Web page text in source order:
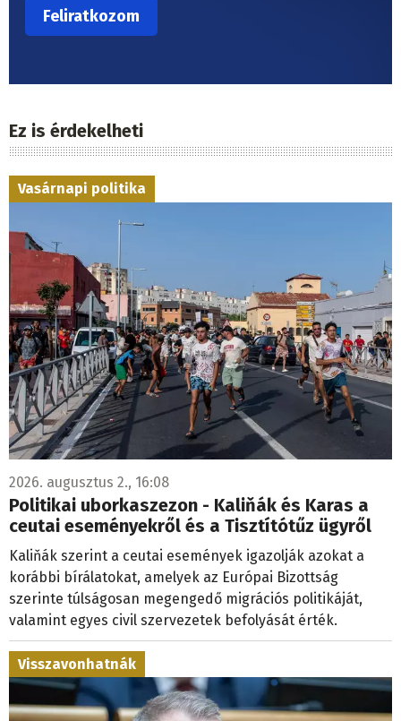
Ez is érdekelheti
Vasárnapi politika
2026. augusztus 2., 16:08
Politikai uborkaszezon - Kaliňák és Karas a
ceutai eseményekről és a Tisztítótűz ügyről
Kaliňák szerint a ceutai események igazolják azokat a
korábbi bírálatokat, amelyek az Európai Bizottság
szerinte túlságosan megengedő migrációs politikáját,
valamint egyes civil szervezetek befolyását érték.
Visszavonhatnák